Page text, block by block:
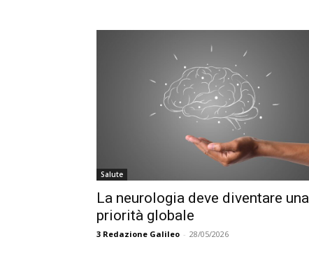
Salute
La neurologia deve diventare una
priorità globale
3 Redazione Galileo - 28/05/2026